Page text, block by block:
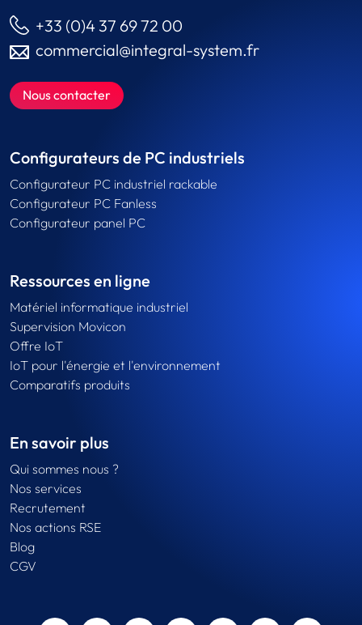
+33 (0)4 37 69 72 00
commercial@integral-system.fr
Nous contacter
Configurateurs de PC industriels
Configurateur PC industriel rackable
Configurateur PC Fanless
Configurateur panel PC
Ressources en ligne
Matériel informatique industriel
Supervision Movicon
Offre IoT
IoT pour l'énergie et l'environnement
Comparatifs produits
En savoir plus
Qui sommes nous ?
Nos services
Recrutement
Nos actions RSE
Blog
CGV